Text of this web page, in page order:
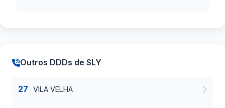
Outros DDDs de SLY
27 VILA VELHA